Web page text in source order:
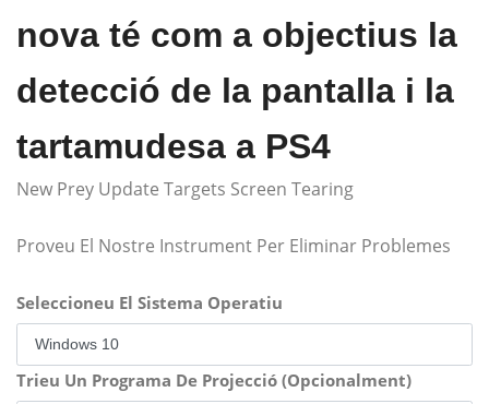
nova té com a objectius la
detecció de la pantalla i la
tartamudesa a PS4
New Prey Update Targets Screen Tearing
Proveu El Nostre Instrument Per Eliminar Problemes
Seleccioneu El Sistema Operatiu
Trieu Un Programa De Projecció (Opcionalment)